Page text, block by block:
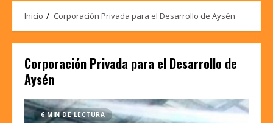
Inicio Corporación Privada para el Desarrollo de Aysén
Corporación Privada para el Desarrollo de
Aysén
6 MIN DE LECTURA